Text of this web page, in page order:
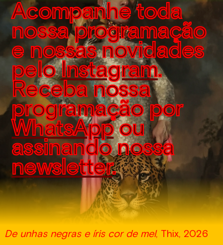
Acompanhe toda
nossa programação
e nossas novidades
peloInstagram.
Receba nossa
programação por
WhatsAppou
assinando nossa
newsletter.
De unhas negras e íris cor de mel, Thix, 2026